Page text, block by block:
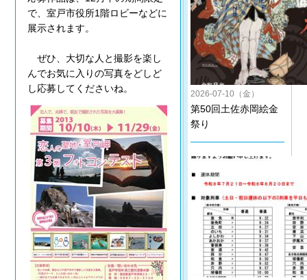
で、室戸市役所1階ロビーなどに
展示されます。
ぜひ、大切な人と撮影を楽し
んでお気に入りの写真をどしど
し応募してくださいね。
2026-07-10（金）
第50回土佐赤岡絵金
祭り